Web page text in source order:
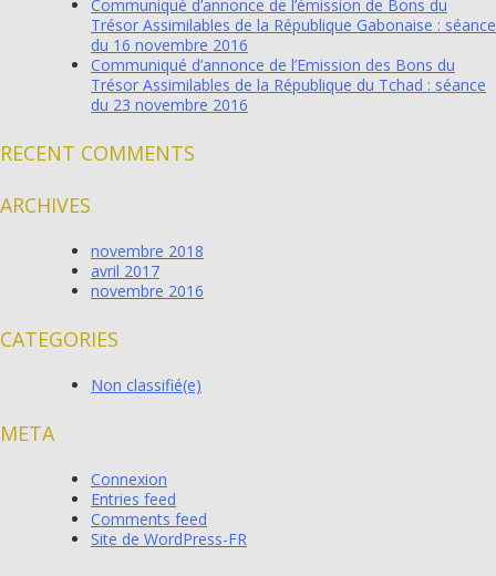
Communiqué d’annonce de l’émission de Bons du
Trésor Assimilables de la République Gabonaise : séance
du 16 novembre 2016
Communiqué d’annonce de l’Emission des Bons du
Trésor Assimilables de la République du Tchad : séance
du 23 novembre 2016
RECENT COMMENTS
ARCHIVES
novembre 2018
avril 2017
novembre 2016
CATEGORIES
Non classifié(e)
META
Connexion
Entries feed
Comments feed
Site de WordPress-FR